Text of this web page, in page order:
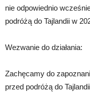
nie odpowiednio
podróżą do Tajlandii w
Wezwanie do działania:
Zachęcamy do
przed podróżą do